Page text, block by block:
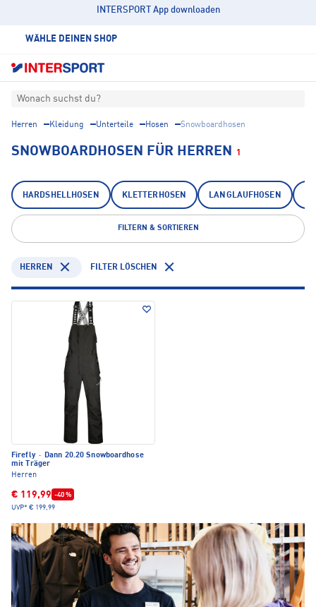
INTERSPORT App downloaden
WÄHLE DEINEN SHOP
Wonach suchst du?
Herren Kleidung Unterteile Hosen Snowboardhosen
SNOWBOARDHOSEN FÜR HERREN 1
HARDSHELLHOSEN KLETTERHOSEN LANGLAUFHOSEN
FILTERN & SORTIEREN
HERREN FILTER LÖSCHEN
Firefly ·
Dann 20.20 Snowboardhose
mit Träger
Herren
€ 119,99 -40 %
UVP* € 199,99